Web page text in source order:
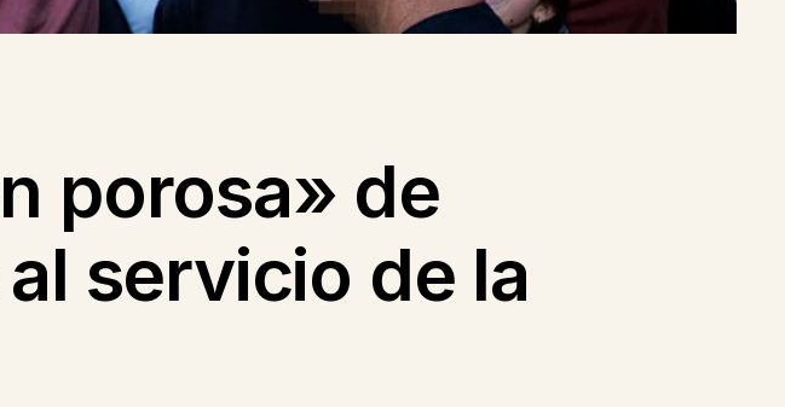
porosa» de
servicio de la